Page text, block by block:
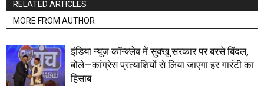
RELATED ARTICLES
MORE FROM AUTHOR
इंडिया न्यूज़ कॉन्क्लेव में सुक्खू सरकार पर बरसे बिंदल,
बोले—कांग्रेस प्रत्याशियों से लिया जाएगा हर गारंटी का
हिसाब